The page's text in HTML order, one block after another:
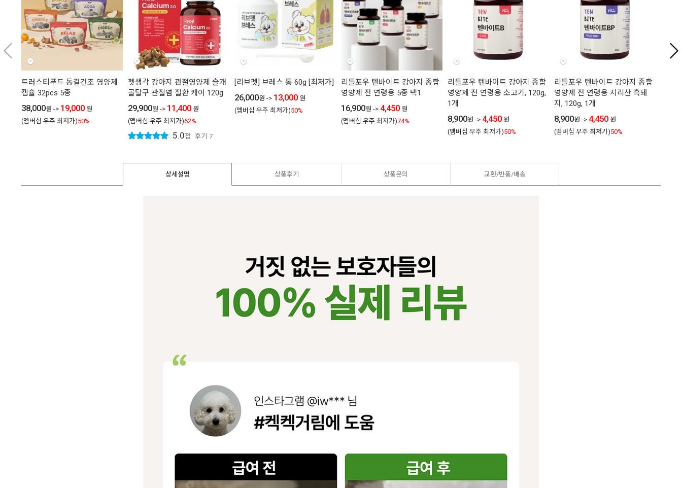
트러스티푸드 동결건조 영양제
캡슐 32pcs 5종
38,000원 -> 19,000 원
(멤버십 우주 최저가)50%
펫생각 강아지 관절영양제 슬개
골탈구 관절염 질환 케어 120g
29,900원 -> 11,400 원
(멤버십 우주 최저가)62%
5.0점 후기 7
[리브펫] 브레스 통 60g [최저가]
26,000원 -> 13,000 원
(멤버십 우주 최저가)50%
리틀포우 텐바이트 강아지 종합
영양제 전 연령용 5종 택1
16,900원 -> 4,450 원
(멤버십 우주 최저가)74%
리틀포우 텐바이트 강아지 종합
영양제 전 연령용 소고기, 120g,
1개
8,900원 -> 4,450 원
(멤버십 우주 최저가)50%
리틀포우 텐바이트 강아지 종합
영양제 전 연령용 지리산 흑돼
지, 120g, 1개
8,900원 -> 4,450 원
(멤버십 우주 최저가)50%
상세설명 상품후기 상품문의 교환/반품/배송